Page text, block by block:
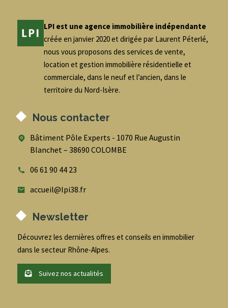
LPI est une agence immobilière indépendante
créée en janvier 2020 et dirigée par Laurent Péterlé,
nous vous proposons des services de vente,
location et gestion immobilière résidentielle et
commerciale, dans le neuf et l’ancien, dans le
territoire du Nord-Isère.
Nous contacter
Bâtiment Pôle Experts - 1070 Rue Augustin
Blanchet – 38690 COLOMBE
06 61 90 44 23
accueil@lpi38.fr
Newsletter
Découvrez les dernières offres et conseils en immobilier
dans le secteur Rhône-Alpes.
Suivez nos actualités